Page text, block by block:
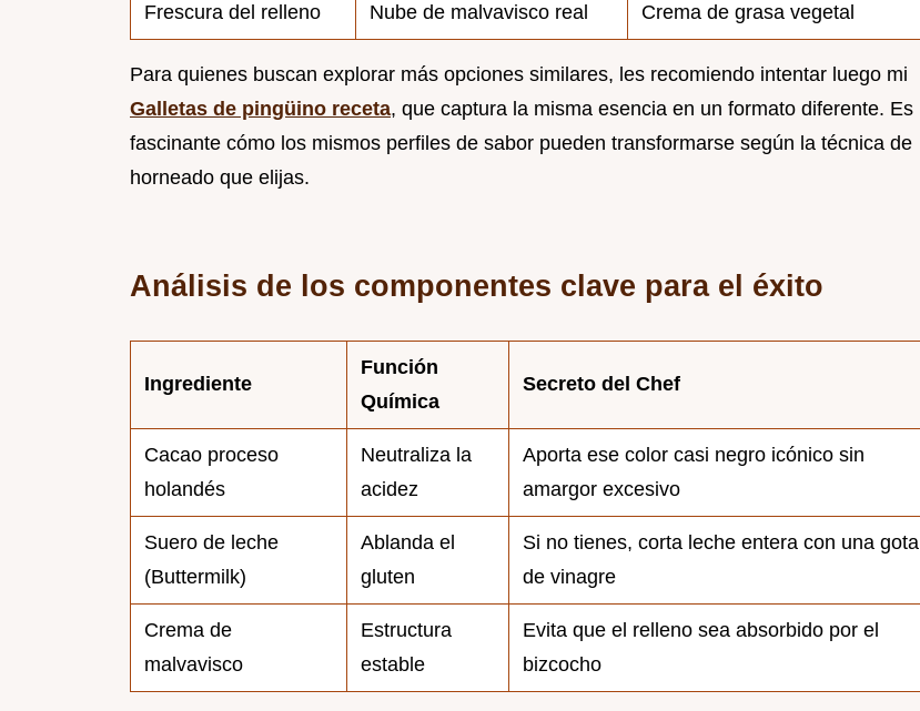
Frescura del relleno Nube de malvavisco real Crema de grasa vegetal
Para quienes buscan explorar más opciones similares, les recomiendo intentar luego mi
Galletas de pingüino receta, que captura la misma esencia en un formato diferente. Es
fascinante cómo los mismos perfiles de sabor pueden transformarse según la técnica de
horneado que elijas.
Análisis de los componentes clave para el éxito
Ingrediente
Función
Química
Secreto del Chef
Cacao proceso
holandés
Neutraliza la
acidez
Aporta ese color casi negro icónico sin
amargor excesivo
Suero de leche
(Buttermilk)
Ablanda el
gluten
Si no tienes, corta leche entera con una gota
de vinagre
Crema de
malvavisco
Estructura
estable
Evita que el relleno sea absorbido por el
bizcocho